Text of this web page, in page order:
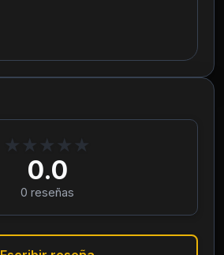
★ ★ ★ ★ ★
0.0
0 reseñas